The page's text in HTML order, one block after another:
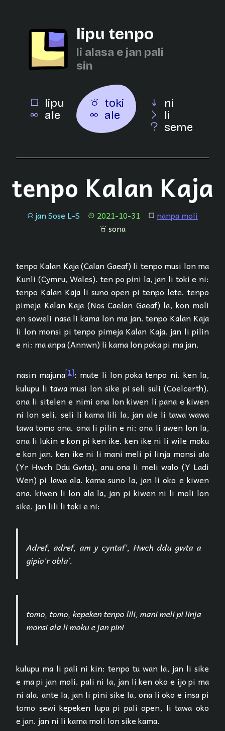
lipu tenpo
li alasa e jan pali
sin
lipu
ale
toki
ale
ni
li
seme
tenpo Kalan Kaja
jan jan Sose L-S tenpo 2021-10-31 lipu nanpa moli
sona sona
tenpo Kalan Kaja (Calan Gaeaf) li tenpo musi lon ma
Kunli (Cymru, Wales). ten po pini la, jan li toki e ni:
tenpo Kalan Kaja li suno open pi tenpo lete. tenpo
pimeja Kalan Kaja (Nos Caelan Gaeaf) la, kon moli
en soweli nasa li kama lon ma jan. tenpo Kalan Kaja
li lon monsi pi tenpo pimeja Kalan Kaja. jan li pilin
e ni: ma anpa (Annwn) li kama lon poka pi ma jan.
nasin majuna[1]: mute li lon poka tenpo ni. ken la,
kulupu li tawa musi lon sike pi seli suli (Coelcerth).
ona li sitelen e nimi ona lon kiwen li pana e kiwen
ni lon seli. seli li kama lili la, jan ale li tawa wawa
tawa tomo ona. ona li pilin e ni: ona li awen lon la,
ona li lukin e kon pi ken ike. ken ike ni li wile moku
e kon jan. ken ike ni li mani meli pi linja monsi ala
(Yr Hwch Ddu Gwta), anu ona li meli walo (Y Ladi
Wen) pi lawa ala. kama suno la, jan li oko e kiwen
ona. kiwen li lon ala la, jan pi kiwen ni li moli lon
sike. jan lili li toki e ni:
Adref, adref, am y cyntaf', Hwch ddu gwta a
gipio'r obla’.
tomo, tomo, kepeken tenpo lili, mani meli pi linja
monsi ala li moku e jan pini
kulupu ma li pali ni kin: tenpo tu wan la, jan li sike
e ma pi jan moli. pali ni la, jan li ken oko e ijo pi ma
ni ala. ante la, jan li pini sike la, ona li oko e insa pi
tomo sewi kepeken lupa pi pali open, li tawa oko
e jan. jan ni li kama moli lon sike kama.